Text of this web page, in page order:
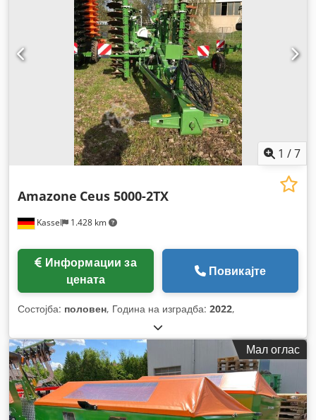
1 /7
Kassel 1.428 km
Amazone Ceus 5000-2TX
цената
Повикајте
Состојба: половен, Година на изградба: 2022,
Мал оглас